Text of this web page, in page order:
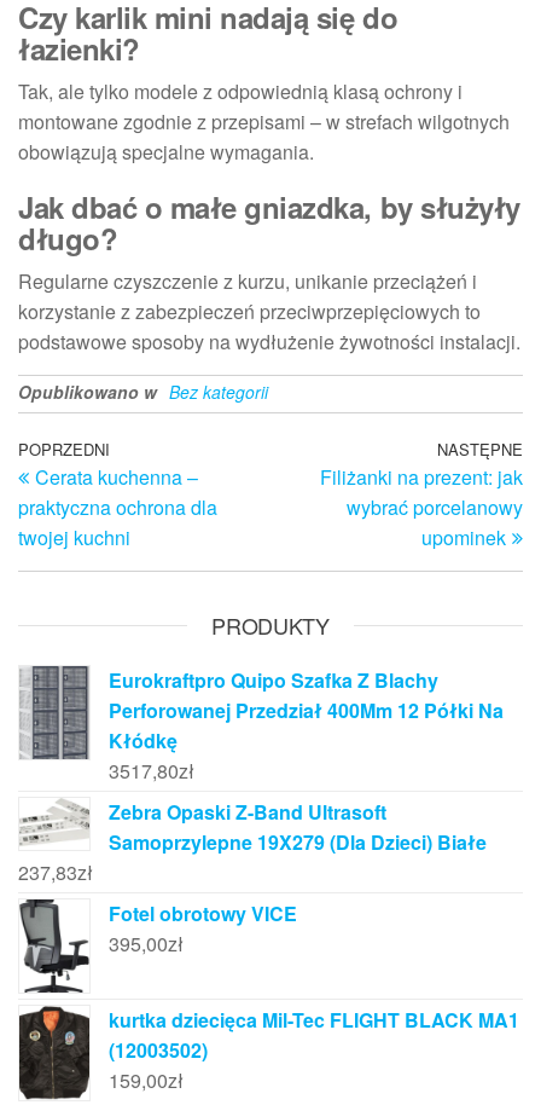
Czy karlik mini nadają się do
łazienki?
Tak, ale tylko modele z odpowiednią klasą ochrony i
montowane zgodnie z przepisami – w strefach wilgotnych
obowiązują specjalne wymagania.
Jak dbać o małe gniazdka, by służyły
długo?
Regularne czyszczenie z kurzu, unikanie przeciążeń i
korzystanie z zabezpieczeń przeciwprzepięciowych to
podstawowe sposoby na wydłużenie żywotności instalacji.
Opublikowano w Bez kategorii
Nawigacja
wpisu
Poprzedni
wpis
POPRZEDNI
Cerata kuchenna –
praktyczna ochrona dla
twojej kuchni
NASTĘPNE
Filiżanki na prezent: jak
wybrać porcelanowy
upominek
PRODUKTY
Eurokraftpro Quipo Szafka Z Blachy
Perforowanej Przedział 400Mm 12 Półki Na
Kłódkę
3517,80zł
Zebra Opaski Z-Band Ultrasoft
Samoprzylepne 19X279 (Dla Dzieci) Białe
237,83zł
Fotel obrotowy VICE
395,00zł
kurtka dziecięca Mil-Tec FLIGHT BLACK MA1
(12003502)
159,00zł